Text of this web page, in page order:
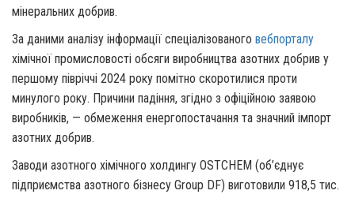
мінеральних добрив.
За даними аналізу інформації спеціалізованого вебпорталу
хімічної промисловості обсяги виробництва азотних добрив у
першому півріччі 2024 року помітно скоротилися проти
минулого року. Причини падіння, згідно з офіційною заявою
виробників, — обмеження енергопостачання та значний імпорт
азотних добрив.
Заводи азотного хімічного холдингу OSTCHEM (об’єднує
підприємства азотного бізнесу Group DF) виготовили 918,5 тис.